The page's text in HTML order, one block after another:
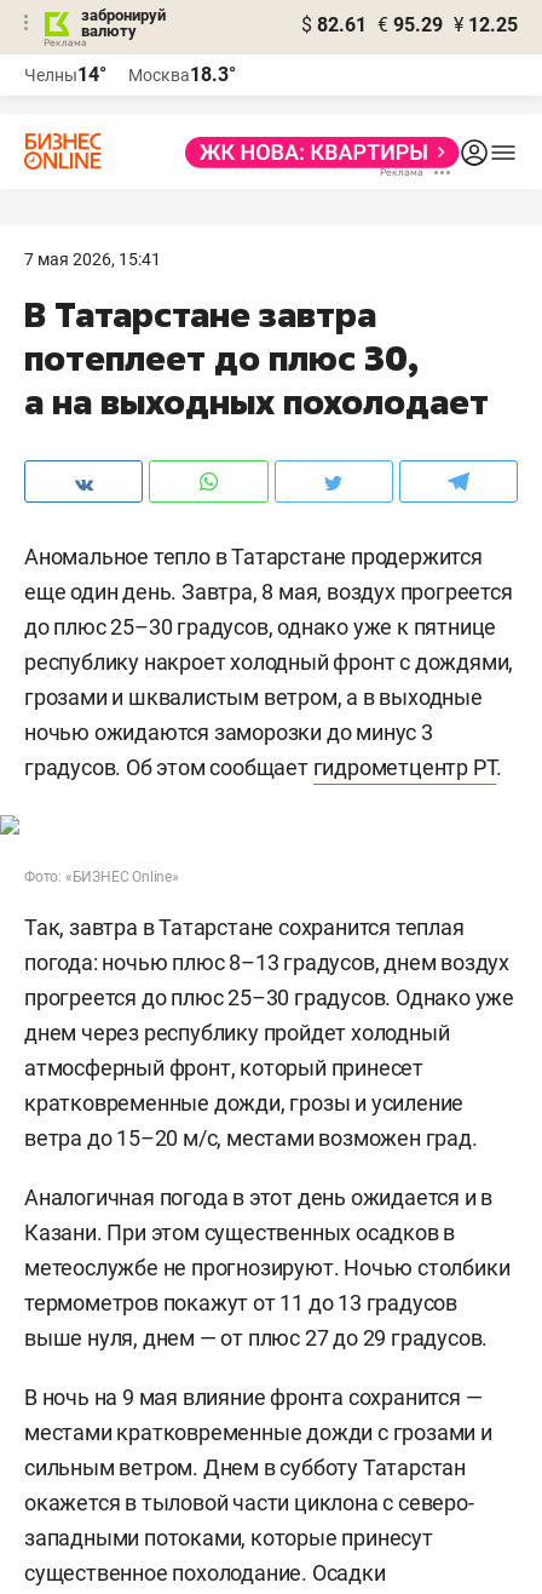
забронируй
валюту
$ 82.61 € 95.29 ¥ 12.25
Челны14° Москва18.3°
7 мая 2026, 15:41
В Татарстане завтра
потеплеет до плюс 30,
а на выходных похолодает
Аномальное тепло в Татарстане продержится
еще один день. Завтра, 8 мая, воздух прогреется
до плюс 25–30 градусов, однако уже к пятнице
республику накроет холодный фронт с дождями,
грозами и шквалистым ветром, а в выходные
ночью ожидаются заморозки до минус 3
градусов. Об этом сообщает гидрометцентр РТ.
Фото: «БИЗНЕС Online»
Так, завтра в Татарстане сохранится теплая
погода: ночью плюс 8–13 градусов, днем воздух
прогреется до плюс 25–30 градусов. Однако уже
днем через республику пройдет холодный
атмосферный фронт, который принесет
кратковременные дожди, грозы и усиление
ветра до 15–20 м/с, местами возможен град.
Аналогичная погода в этот день ожидается и в
Казани. При этом существенных осадков в
метеослужбе не прогнозируют. Ночью столбики
термометров покажут от 11 до 13 градусов
выше нуля, днем — от плюс 27 до 29 градусов.
В ночь на 9 мая влияние фронта сохранится —
местами кратковременные дожди с грозами и
сильным ветром. Днем в субботу Татарстан
окажется в тыловой части циклона с северо-
западными потоками, которые принесут
существенное похолодание. Осадки